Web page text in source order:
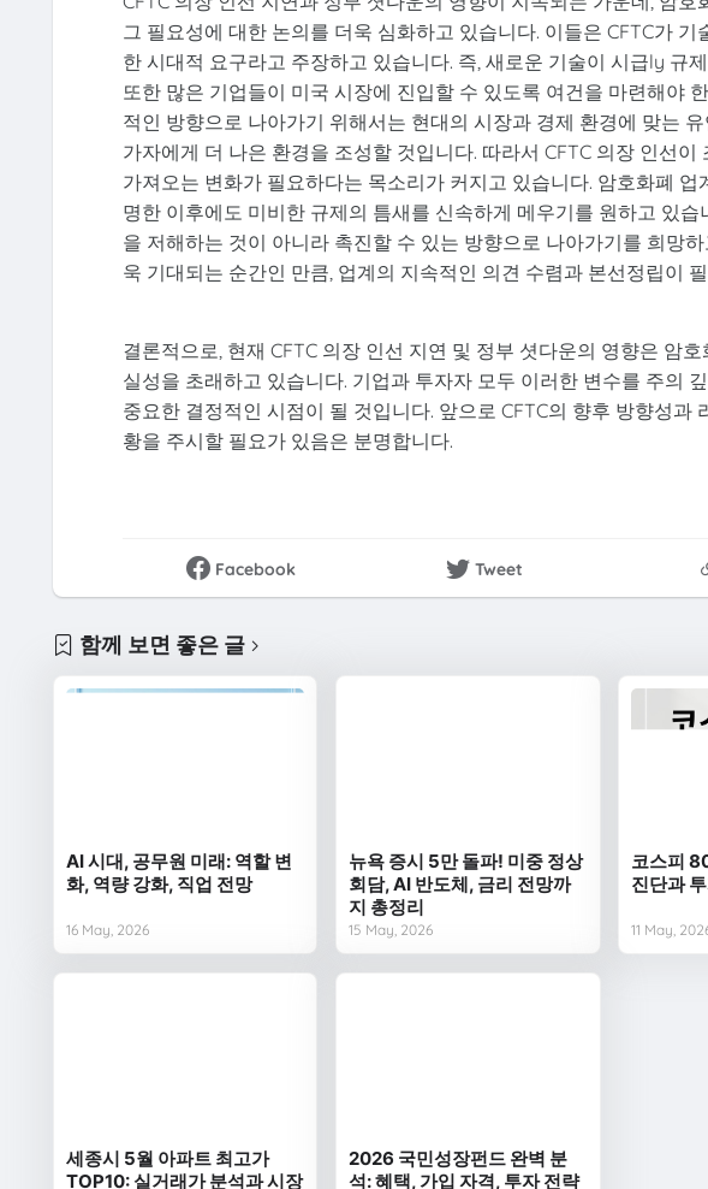
그 필요성에 대한 논의를 더욱 심화하고 있습니다. 이들은 CFTC가
한 시대적 요구라고 주장하고 있습니다. 즉, 새로운 기술이 시급ly 규
또한 많은 기업들이 미국 시장에 진입할 수 있도록 여건을 마련해야
적인 방향으로 나아가기 위해서는 현대의 시장과 경제 환경에 맞는
가자에게 더 나은 환경을 조성할 것입니다. 따라서 CFTC 의장 인선
가져오는 변화가 필요하다는 목소리가 커지고 있습니다. 암호화폐
명한 이후에도 미비한 규제의 틈새를 신속하게 메우기를 원하고 있
을 저해하는 것이 아니라 촉진할 수 있는 방향으로 나아가기를 희망
욱 기대되는 순간인 만큼, 업계의 지속적인 의견 수렴과 본선정립이
결론적으로, 현재 CFTC 의장 인선 지연 및 정부 셧다운의 영향은 암
실성을 초래하고 있습니다. 기업과 투자자 모두 이러한 변수를 주의
중요한 결정적인 시점이 될 것입니다. 앞으로 CFTC의 향후 방향성
황을 주시할 필요가 있음은 분명합니다.
Facebook Tweet
함께 보면 좋은 글
AI 시대, 공무원 미래: 역할 변
화, 역량 강화, 직업 전망
16 May, 2026
뉴욕 증시 5만 돌파! 미중 정상
회담, AI 반도체, 금리 전망까
지 총정리
15 May, 2026
코스피
진단과
11 May,
세종시 5월 아파트 최고가
TOP10: 실거래가 분석과 시장
2026 국민성장펀드 완벽 분
석: 혜택, 가입 자격, 투자 전략